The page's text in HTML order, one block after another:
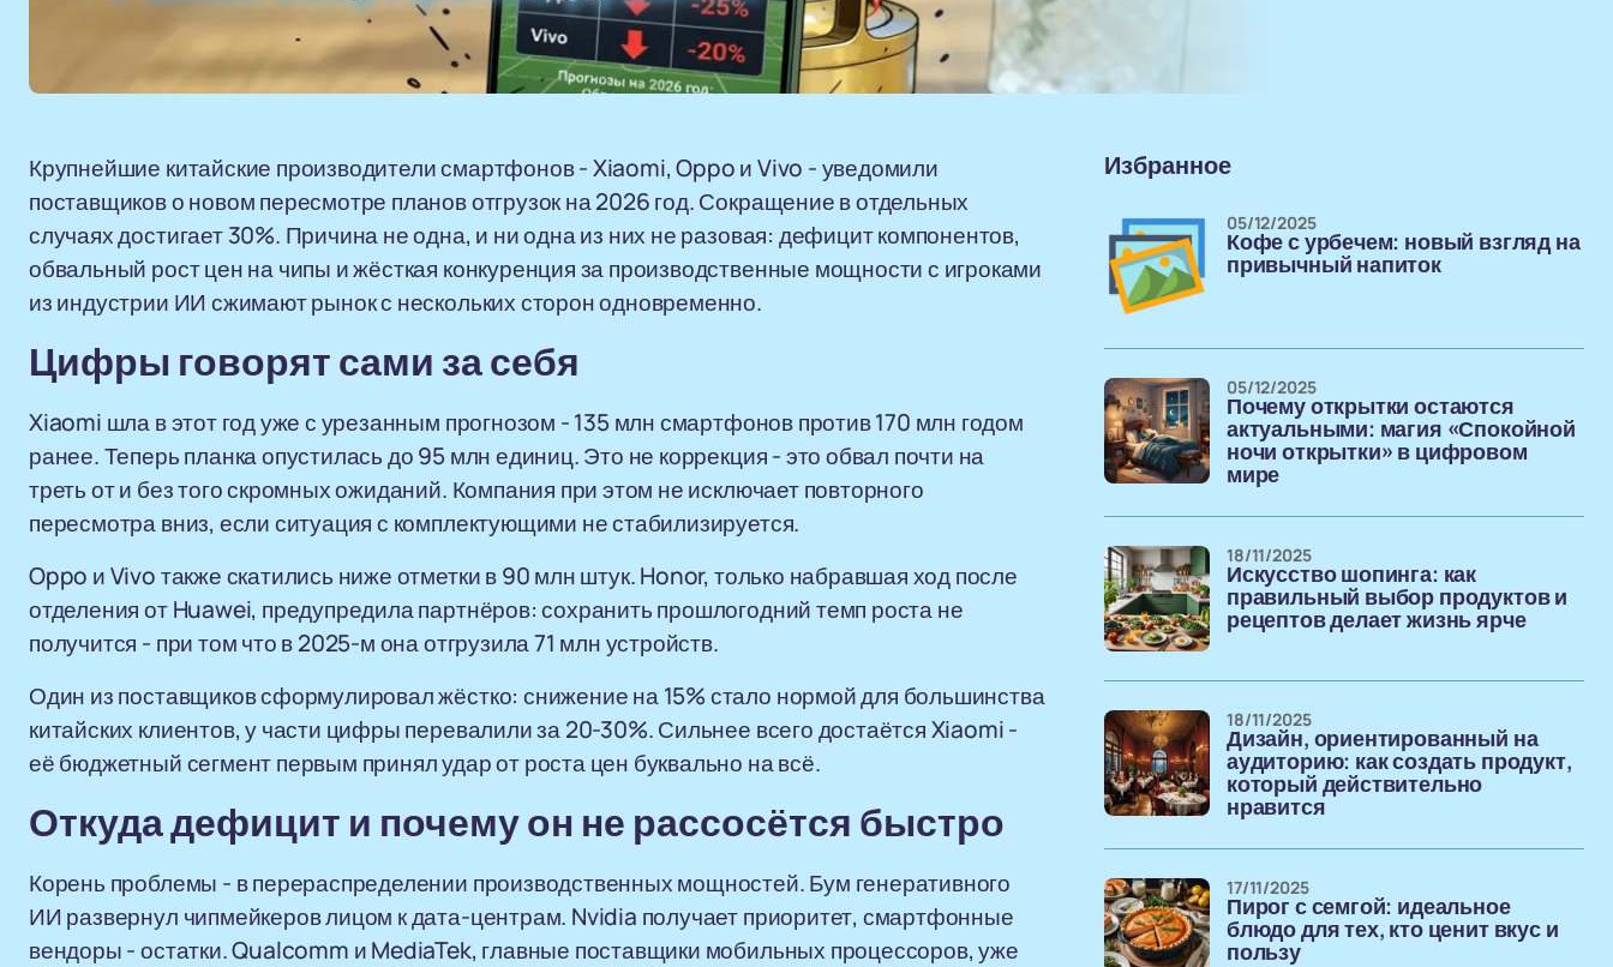
Крупнейшие китайские производители смартфонов - Xiaomi, Oppo и Vivo - уведомили
поставщиков о новом пересмотре планов отгрузок на 2026 год. Сокращение в отдельных
случаях достигает 30%. Причина не одна, и ни одна из них не разовая: дефицит компонентов,
обвальный рост цен на чипы и жёсткая конкуренция за производственные мощности с игроками
из индустрии ИИ сжимают рынок с нескольких сторон одновременно.
Цифры говорят сами за себя
Xiaomi шла в этот год уже с урезанным прогнозом - 135 млн смартфонов против 170 млн годом
ранее. Теперь планка опустилась до 95 млн единиц. Это не коррекция - это обвал почти на
треть от и без того скромных ожиданий. Компания при этом не исключает повторного
пересмотра вниз, если ситуация с комплектующими не стабилизируется.
Oppo и Vivo также скатились ниже отметки в 90 млн штук. Honor, только набравшая ход после
отделения от Huawei, предупредила партнёров: сохранить прошлогодний темп роста не
получится - при том что в 2025-м она отгрузила 71 млн устройств.
Один из поставщиков сформулировал жёстко: снижение на 15% стало нормой для большинства
китайских клиентов, у части цифры перевалили за 20-30%. Сильнее всего достаётся Xiaomi -
её бюджетный сегмент первым принял удар от роста цен буквально на всё.
Откуда дефицит и почему он не рассосётся быстро
Корень проблемы - в перераспределении производственных мощностей. Бум генеративного
ИИ развернул чипмейкеров лицом к дата-центрам. Nvidia получает приоритет, смартфонные
вендоры - остатки. Qualcomm и MediaTek, главные поставщики мобильных процессоров, уже
Избранное
Кофе с урбечем: новый взгляд на
привычный напиток
05/12/2025
Почему открытки остаются
актуальными: магия «Спокойной
ночи открытки» в цифровом
мире
05/12/2025
Искусство шопинга: как
правильный выбор продуктов и
рецептов делает жизнь ярче
18/11/2025
Дизайн, ориентированный на
аудиторию: как создать продукт,
который действительно
нравится
18/11/2025
Пирог с семгой: идеальное
блюдо для тех, кто ценит вкус и
пользу
17/11/2025